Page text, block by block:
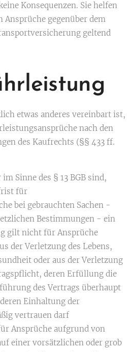
Konsequenzen. Sie helfen
Ansprüche gegenüber dem
geltend
etwas anderes vereinbart ist,
nach den
des Kaufrechts (§§ 433 ff.
Sinne des § 13 BGB sind,
für
bei gebrauchten Sachen -
Bestimmungen - ein
gilt nicht für Ansprüche
der Verletzung des Lebens,
oder aus der Verletzung
deren Erfüllung die
des Vertrags überhaupt
Einhaltung der
vertrauen darf
Ansprüche aufgrund von
einer vorsätzlichen oder grob